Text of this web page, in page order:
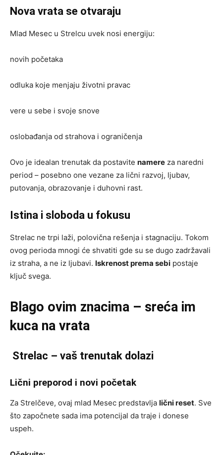
Nova vrata se otvaraju
Mlad Mesec u Strelcu uvek nosi energiju:
novih početaka
odluka koje menjaju životni pravac
vere u sebe i svoje snove
oslobađanja od strahova i ograničenja
Ovo je idealan trenutak da postavite namere za naredni
period – posebno one vezane za lični razvoj, ljubav,
putovanja, obrazovanje i duhovni rast.
Istina i sloboda u fokusu
Strelac ne trpi laži, polovična rešenja i stagnaciju. Tokom
ovog perioda mnogi će shvatiti gde su se dugo zadržavali
iz straha, a ne iz ljubavi. Iskrenost prema sebi postaje
ključ svega.
Blago ovim znacima – sreća im
kuca na vrata
Strelac – vaš trenutak dolazi
Lični preporod i novi početak
Za Strelčeve, ovaj mlad Mesec predstavlja lični reset. Sve
što započnete sada ima potencijal da traje i donese
uspeh.